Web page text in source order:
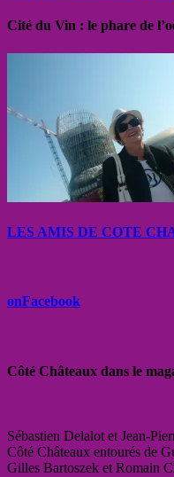
Cité du Vin : le phare de
LES AMIS DE COTE
onFacebook
Côté Châteaux dans le
Sébastien Delalot et Jean-
Côté Châteaux entourés de
Gilles Bartoszek et Romain